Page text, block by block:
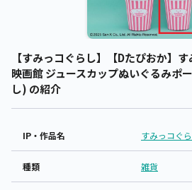
【すみっコぐらし】【Dたぴおか】
映画館 ジュースカップぬいぐるみポ
し) の紹介
IP・作品名 すみっコぐ
種類 雑貨